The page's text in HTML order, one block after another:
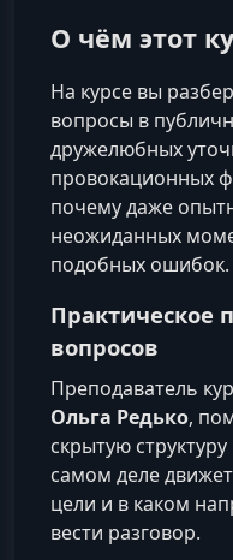
О чём этот
На курсе вы
вопросы в
дружелюбных
провокационных
почему даже
неожиданных
подобных ошибок.
Практическое
вопросов
Преподаватель
Ольга Редько,
скрытую
самом деле
цели и в каком
вести разговор.